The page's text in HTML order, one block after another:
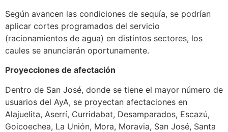
Según avancen las condiciones de sequía, se podrían
aplicar cortes programados del servicio
(racionamientos de agua) en distintos sectores, los
caules se anunciarán oportunamente.
Proyecciones de afectación
Dentro de San José, donde se tiene el mayor número de
usuarios del AyA, se proyectan afectaciones en
Alajuelita, Aserrí, Curridabat, Desamparados, Escazú,
Goicoechea, La Unión, Mora, Moravia, San José, Santa